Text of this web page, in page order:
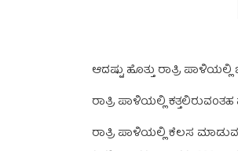
ಆದಷ್ಟು ಹೊತ್ತು ರಾತ್ರಿ
ರಾತ್ರಿ ಪಾಳಿಯಲ್ಲಿ
ರಾತ್ರಿ ಪಾಳಿಯಲ್ಲಿ ಕೆಲಸ